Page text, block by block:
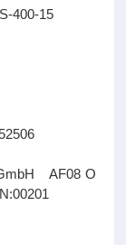
400-15
AF08 O